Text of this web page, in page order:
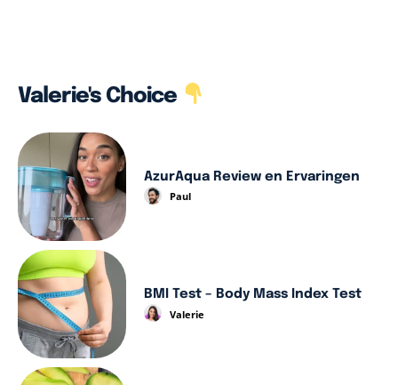
Valerie's Choice
AzurAqua Review en Ervaringen
Paul
BMI Test – Body Mass Index Test
Valerie